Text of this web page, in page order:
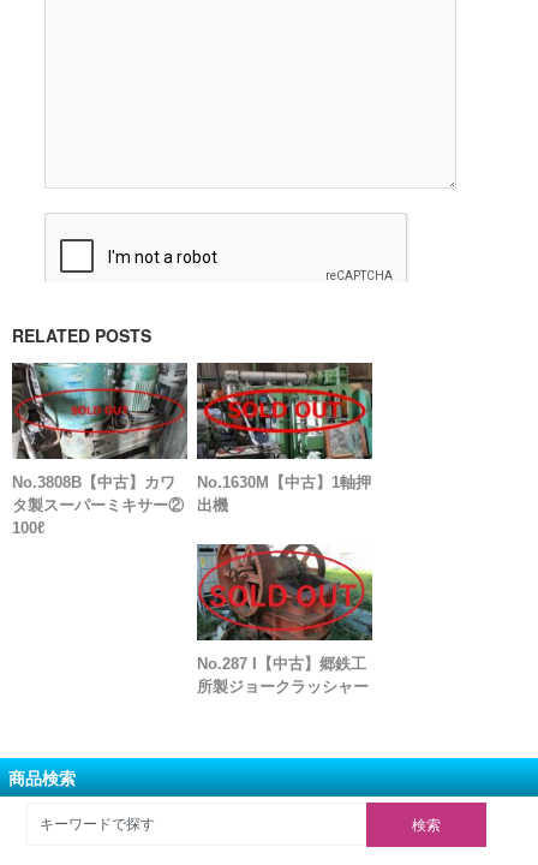
RELATED POSTS
No.3808B【中古】カワ
タ製スーパーミキサー②
100ℓ
No.1630M【中古】1軸押
出機
No.287 I【中古】郷鉄工
所製ジョークラッシャー
商品検索